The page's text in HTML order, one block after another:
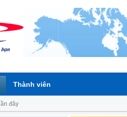
đây
Thành viên